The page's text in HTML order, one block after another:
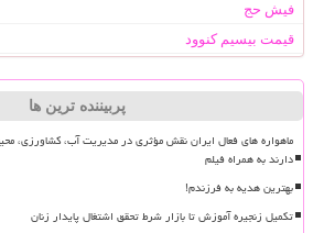
فیش حج
قیمت بیسیم کنوود
پربیننده ترین ها
ماهواره های فعال ایران نقش مؤثری در مدیریت آب، کشاورزی،
دارند به همراه فیلم
بهترین هدیه به فرزندم!
تکمیل زنجیره آموزش تا بازار شرط تحقق اشتغال پایدار زنان